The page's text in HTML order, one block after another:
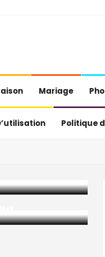
Mariage
Politique